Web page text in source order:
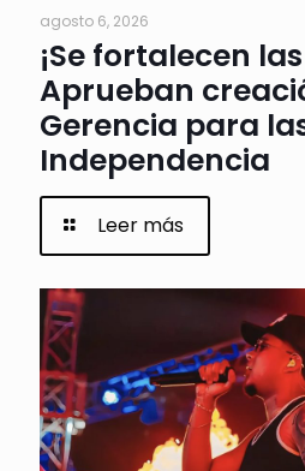
agosto 6, 2026
¡Se fortalecen
Aprueban
Gerencia para
Independencia
Leer más